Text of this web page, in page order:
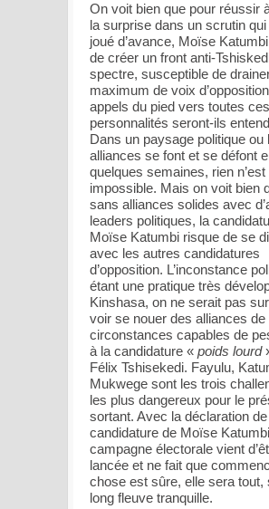
On voit bien que pour réussir
la surprise dans un scrutin
joué d’avance, Moïse
de créer un front anti-
spectre, susceptible de
maximum de voix
appels du pied vers toutes ces
personnalités seront-ils
Dans un paysage politique ou
alliances se font et se défont
quelques semaines, rien n’est
impossible. Mais on voit bien
sans alliances solides avec
leaders politiques, la
Moïse Katumbi risque de se
avec les autres candidatures
d’opposition. L’inconstance
étant une pratique très
Kinshasa, on ne serait pas
voir se nouer des alliances de
circonstances capables de
à la candidature « poids lourd
Félix Tshisekedi. Fayulu,
Mukwege sont les trois
les plus dangereux pour le
sortant. Avec la déclaration de
candidature de Moïse
campagne électorale vient
lancée et ne fait que
chose est sûre, elle sera tout,
long fleuve tranquille.